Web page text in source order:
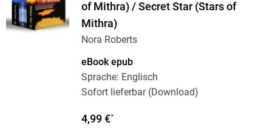
of Mithra) / Secret Star (Stars of
Mithra)
Nora Roberts
eBook epub
Sprache: Englisch
Sofort lieferbar (Download)
4,99 €*